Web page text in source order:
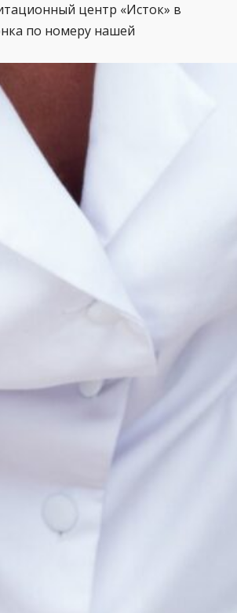
центр «Исток» в
по номеру нашей